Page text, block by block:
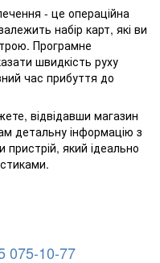
- це операційна
набір карт, які ви
Програмне
швидкість руху
час прибуття до
відвідавши магазин
детальну інформацію з
пристрій, який ідеально
075-10-77